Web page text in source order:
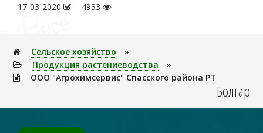
17-03-2020
4933
Сельское хозяйство
»
Продукция растениеводства
»
ООО "Агрохимсервис" Спасского района РТ
Болгар